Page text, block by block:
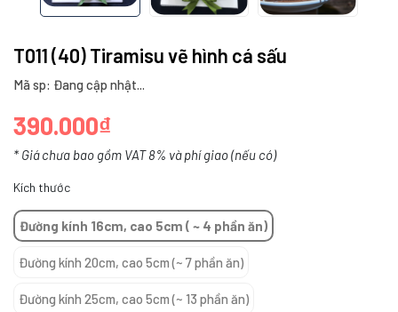
T011 (40) Tiramisu vẽ hình cá sấu
Mã sp: Đang cập nhật...
390.000₫
* Giá chưa bao gồm VAT 8% và phí giao (nếu có)
Kích thước
Đường kính 16cm, cao 5cm ( ~ 4 phần ăn)
Đường kính 20cm, cao 5cm (~ 7 phần ăn)
Đường kính 25cm, cao 5cm (~ 13 phần ăn)